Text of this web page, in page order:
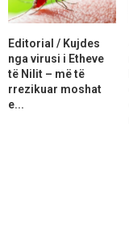
Editorial / Kujdes
nga virusi i Etheve
të Nilit – më të
rrezikuar moshat
e...